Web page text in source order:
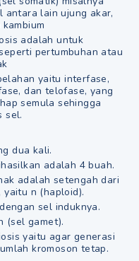
antara lain ujung akar,
adalah untuk
pertumbuhan atau
yaitu interfase,
dan telofase, yang
semula sehingga
sel.
dua kali.
adalah 4 buah.
adalah setengah dari
yaitu n (haploid).
sel induknya.
(sel gamet).
yaitu agar generasi
kromoson tetap.